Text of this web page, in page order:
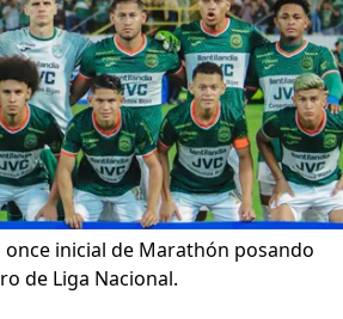
once inicial de Marathón posando
de Liga Nacional.